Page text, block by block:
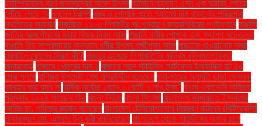
চ্যাম্পিয়নদের বরণ জনসমুদ্রের আনন্দ উৎসব বর্তমানে বায়ুদূষণ এমন এক ভয়াবহ পর্যায়ে
পৌঁছে গেছে যে বললেন ট্রাম্প বস্ত্র ও পোশাক খাতে গ্যাসের দাম বাড়ানোর পরিকল্পনা
স্থগিতের আহ্বান বাকৃবিতে ১২০০ শিক্ষার্থীর অংশগ্রহণে ছাত্রশিবিরের গণইফতার বাঙালি
জাতির আত্মগৌরবের মহান বিজয় দিবস আজ বাঙালি নারীর পোশাক এবং ফ্যাশন সচেতনতা
বাঙালি হিন্দু সম্প্রদায়ের অন্যতম ধর্মীয় উৎসব লক্ষ্মীপূজা আজ বাচ্চাকে খাওয়ানোর সময়
মোবাইল ফোনের বিকল্প কী? বাজারে এসেছে গিগাবাইটের কৃত্রিম বুদ্ধিমত্তাযুক্ত
মাদারবোর্ড বাজারে খেজুরের দাম ১ বাজারে নতুন স্টাইলিশ স্মার্টফোন ইনফিনিক্স হট ৫০
প্রো প্লাস বাণিজ্য উপদেষ্টা শেখ বশিরউদ্দীন বলেছেন বাবা-মায়ের অনুমতি ছাড়া ফেসবুক
ব্যবহার করা যাবে না বার্ষিক সর্বোচ্চ বেতন ১ কোটি ৭ লাখ টাকা" বাংলা একাডেমি সাহিত্য
পুরস্কার ২০২৪ পাচ্ছেন যাঁরা বাংলা নিউজ বাংলা সিনেমা বাংলাদেশ জামায়াতে ইসলামের
আমির ডা. শফিকুর রহমান বলেছেন বাংলাদেশ টেলিযোগাযোগ নিয়ন্ত্রণ কমিশন (বিটিআরসি)
চেয়ারম্যান মো. এমদাদ উল বারী জানিয়েছেন বাংলাদেশ থেকে গার্মেন্টসের অর্ডার চলে